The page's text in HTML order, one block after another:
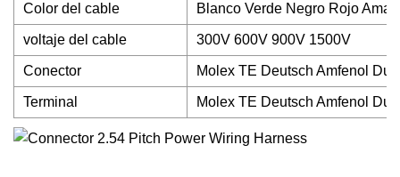
Color del cable Blanco Verde Negro Rojo
voltaje del cable 300V 600V 900V 1500V
Conector Molex TE Deutsch Amfenol
Terminal Molex TE Deutsch Amfenol